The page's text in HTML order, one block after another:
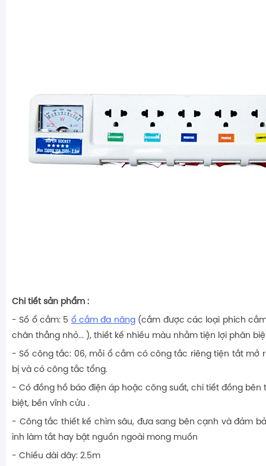
Chi tiết sản phẩm :
- Số ổ cắm: 5 ổ cắm đa năng(cắm được các loại phích cắm
chân thẳng nhỏ... ), thiết kế nhiều màu nhằm tiện lợi phân
- Số công tắc: 06, mỗi ổ cắm có công tắc riêng tiện tắt mở
bị và có công tắc tổng.
- Có đồng hồ báo điện áp hoặc công suất, chi tiết đồng bên
biệt, bền vĩnh cửu .
- Công tắc thiết kế chìm sâu, đưa sang bên cạnh và đảm
ình làm tắt hay bật nguồn ngoài mong muốn
- Chiều dài dây: 2.5m